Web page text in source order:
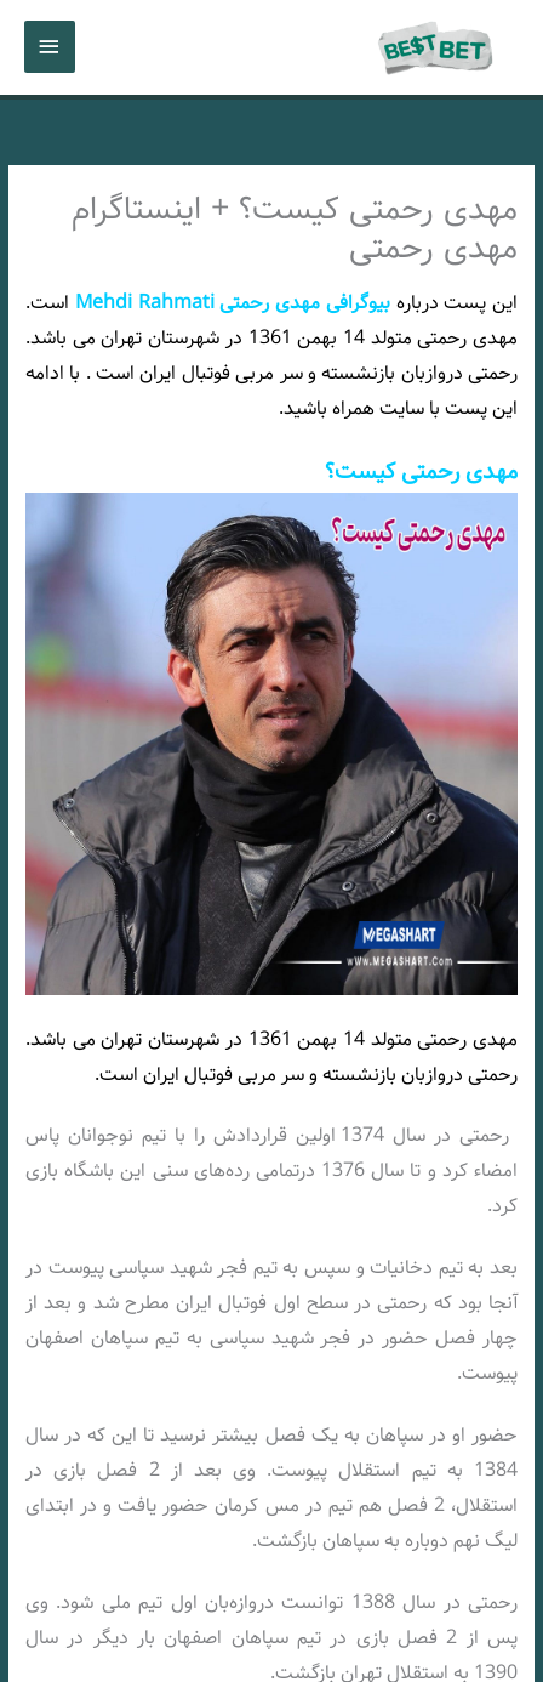
اصلی
مهدی رحمتی کیست؟ + اینستاگرام
مهدی رحمتی
این پست درباره بیوگرافی مهدی رحمتی Mehdi Rahmati
است.
مهدی رحمتی متولد 14 بهمن 1361 در شهرستان تهران می باشد.
رحمتی دروازبان بازنشسته و سر مربی فوتبال ایران است . با ادامه
این پست با سایت همراه باشید.
مهدی رحمتی کیست؟
مهدی رحمتی متولد 14 بهمن 1361 در شهرستان تهران می باشد.
رحمتی دروازبان بازنشسته و سر مربی فوتبال ایران است.
رحمتی در سال 1374 اولین قراردادش را با تیم نوجوانان پاس
امضاء کرد و تا سال 1376 درتمامی رده‌های سنی این باشگاه بازی
کرد.
بعد به تیم دخانیات و سپس به تیم فجر شهید سپاسی پیوست در
آنجا بود که رحمتی در سطح اول فوتبال ایران مطرح شد و بعد از
چهار فصل حضور در فجر شهید سپاسی به تیم سپاهان اصفهان
پیوست.
حضور او در سپاهان به یک فصل بیشتر نرسید تا این که در سال
1384 به تیم استقلال پیوست. وی بعد از 2 فصل بازی در
استقلال، 2 فصل هم تیم در مس کرمان حضور یافت و در ابتدای
لیگ نهم دوباره به سپاهان بازگشت.
رحمتی در سال 1388 توانست دروازه‌بان اول تیم ملی شود. وی
پس‌ از 2 فصل بازی در تیم سپاهان اصفهان بار دیگر در سال
1390 به استقلال تهران بازگشت.